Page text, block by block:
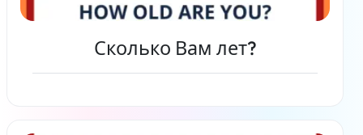
Сколько Вам лет?